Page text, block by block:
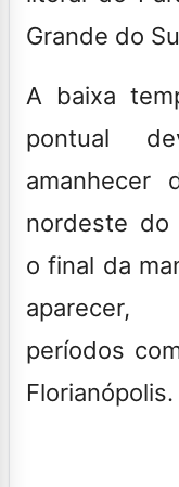
Grande do
A baixa
pontual
amanhecer
nordeste do
o final da
aparecer,
períodos
Florianópolis.